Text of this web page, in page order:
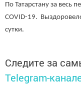
По Татарстану за весь
COVID-19.
сутки.
Следите за
Telegram-